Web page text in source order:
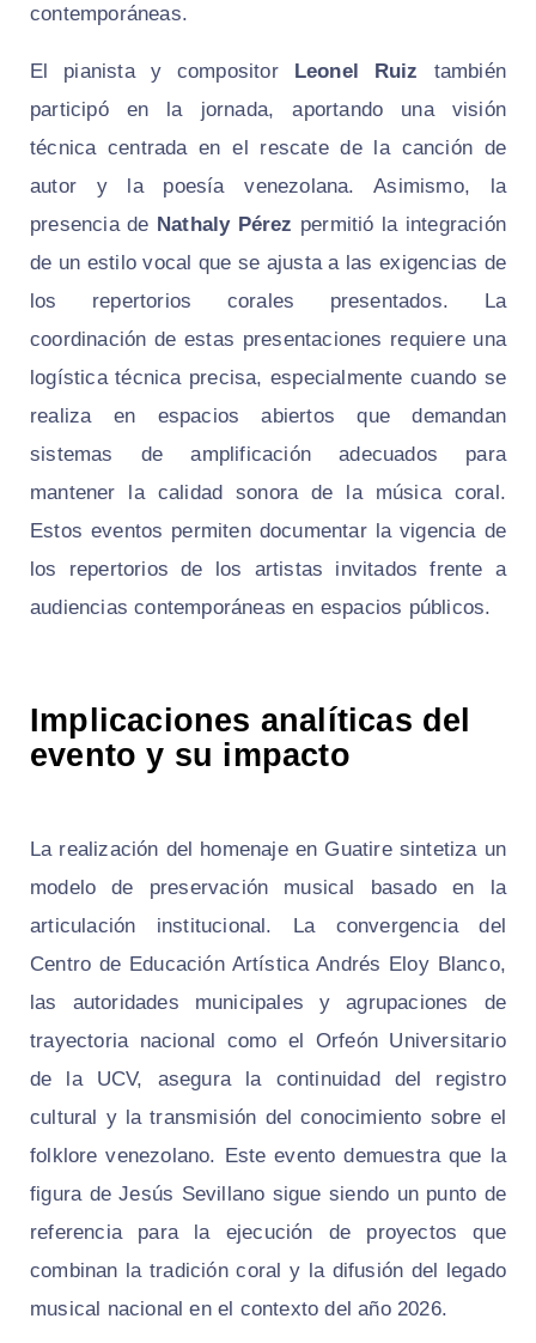
contemporáneas.
El pianista y compositor Leonel Ruiz también
participó en la jornada, aportando una visión
técnica centrada en el rescate de la canción de
autor y la poesía venezolana. Asimismo, la
presencia de Nathaly Pérez permitió la integración
de un estilo vocal que se ajusta a las exigencias de
los repertorios corales presentados. La
coordinación de estas presentaciones requiere una
logística técnica precisa, especialmente cuando se
realiza en espacios abiertos que demandan
sistemas de amplificación adecuados para
mantener la calidad sonora de la música coral.
Estos eventos permiten documentar la vigencia de
los repertorios de los artistas invitados frente a
audiencias contemporáneas en espacios públicos.
Implicaciones analíticas del
evento y su impacto
La realización del homenaje en Guatire sintetiza un
modelo de preservación musical basado en la
articulación institucional. La convergencia del
Centro de Educación Artística Andrés Eloy Blanco,
las autoridades municipales y agrupaciones de
trayectoria nacional como el Orfeón Universitario
de la UCV, asegura la continuidad del registro
cultural y la transmisión del conocimiento sobre el
folklore venezolano. Este evento demuestra que la
figura de Jesús Sevillano sigue siendo un punto de
referencia para la ejecución de proyectos que
combinan la tradición coral y la difusión del legado
musical nacional en el contexto del año 2026.